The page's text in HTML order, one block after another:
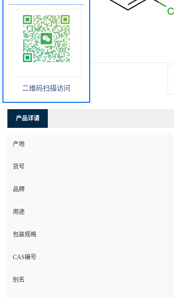
产品详请
产地
货号
品牌
用途
包装规格
CAS编号
别名
二维码扫描访问